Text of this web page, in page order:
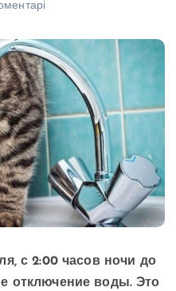
с 2:00 часов ночи до
отключение воды. Это